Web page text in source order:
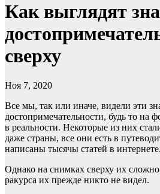
Как выглядят
сверху
Ноя 7, 2020
Все мы, так или иначе, видели эти
достопримечательности, будь то на
в реальности. Некоторые из них
даже страны, все они есть в
написаны тысячы статей в интернете.
Однако на снимках сверху их сложно
ракурса их прежде никто не видел.